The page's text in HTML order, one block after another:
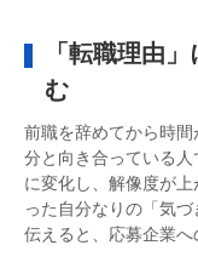
「転職理由
む
前職を辞めてから時
分と向き合っている
に変化し、解像度が
った自分なりの「気
伝えると、応募企業へ